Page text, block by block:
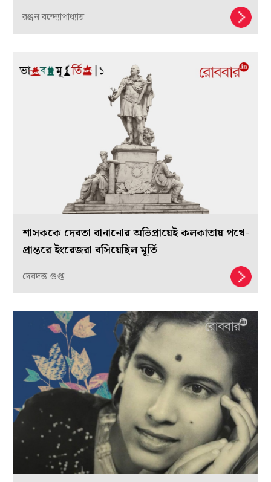
রঞ্জন বন্দ্যোপাধ্যায়
শাসককে দেবতা বানানোর অভিপ্রায়েই কলকাতায় পথে-
প্রান্তরে ইংরেজরা বসিয়েছিল মূর্তি
দেবদত্ত গুপ্ত